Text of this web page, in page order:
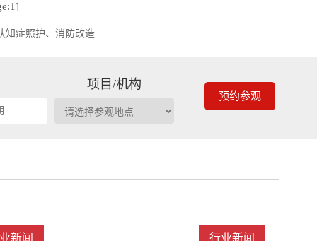
知症照护、消防改造
项目/机构
预约参观
新闻 行业新闻